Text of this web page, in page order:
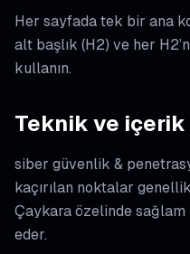
Her sayfada tek bir ana
alt başlık (H2) ve her
kullanın.
Teknik ve
siber güvenlik &
kaçırılan noktalar
Çaykara özelinde sağlam
eder.